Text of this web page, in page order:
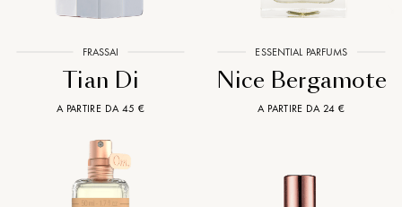
FRASSAI
Tian Di
A PARTIRE DA 45 €
ESSENTIAL PARFUMS
Nice Bergamote
A PARTIRE DA 24 €